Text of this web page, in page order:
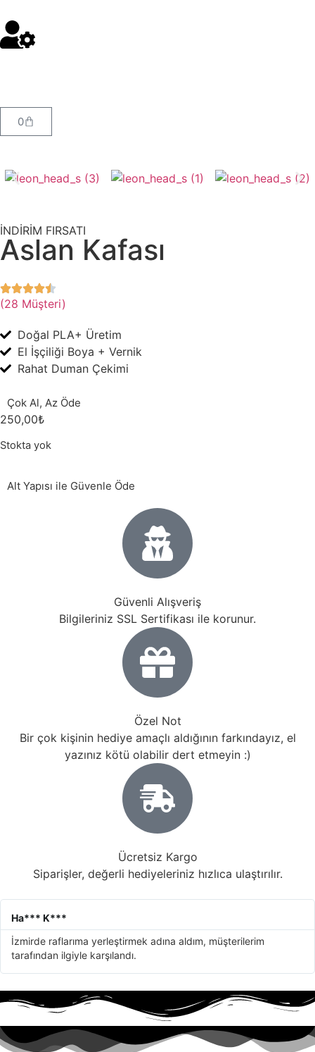
0
İNDİRİM FIRSATI
Aslan Kafası
(28 Müşteri)
Doğal PLA+ Üretim
El İşçiliği Boya + Vernik
Rahat Duman Çekimi
Çok Al, Az Öde
250,00₺
Stokta yok
Alt Yapısı ile Güvenle Öde
Güvenli Alışveriş
Bilgileriniz SSL Sertifikası ile korunur.
Özel Not
Bir çok kişinin hediye amaçlı aldığının farkındayız, el
yazınız kötü olabilir dert etmeyin :)
Ücretsiz Kargo
Siparişler, değerli hediyeleriniz hızlıca ulaştırılır.
Ha*** K***
İzmirde raflarıma yerleştirmek adına aldım, müşterilerim
tarafından ilgiyle karşılandı.